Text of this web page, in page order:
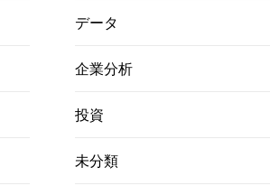
データ
企業分析
投資
未分類